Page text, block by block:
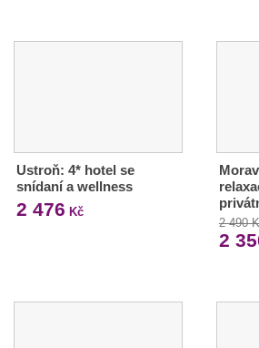
Ustroň: 4* hotel se
snídaní a wellness
2 476 Kč
2 490
2